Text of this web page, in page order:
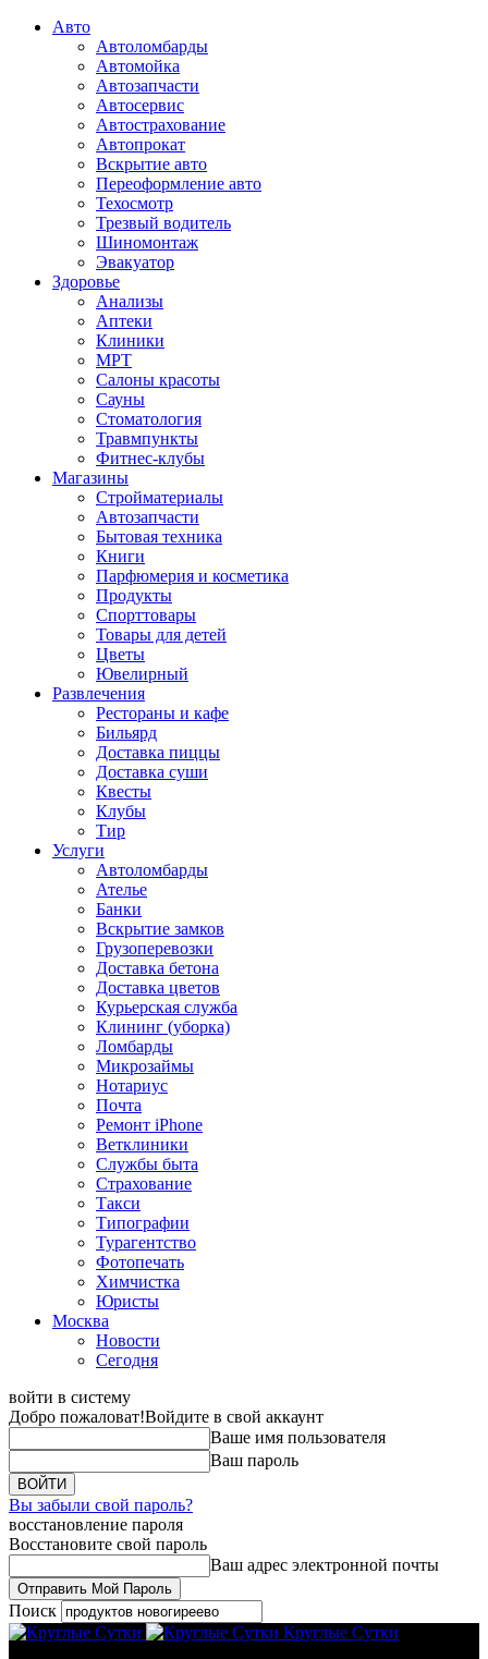
Авто
Автоломбарды
Автомойка
Автозапчасти
Автосервис
Автострахование
Автопрокат
Вскрытие авто
Переоформление авто
Техосмотр
Трезвый водитель
Шиномонтаж
Эвакуатор
Здоровье
Анализы
Аптеки
Клиники
МРТ
Салоны красоты
Сауны
Стоматология
Травмпункты
Фитнес-клубы
Магазины
Стройматериалы
Автозапчасти
Бытовая техника
Книги
Парфюмерия и косметика
Продукты
Спорттовары
Товары для детей
Цветы
Ювелирный
Развлечения
Рестораны и кафе
Бильярд
Доставка пиццы
Доставка суши
Квесты
Клубы
Тир
Услуги
Автоломбарды
Ателье
Банки
Вскрытие замков
Грузоперевозки
Доставка бетона
Доставка цветов
Курьерская служба
Клининг (уборка)
Ломбарды
Микрозаймы
Нотариус
Почта
Ремонт iPhone
Ветклиники
Службы быта
Страхование
Такси
Типографии
Турагентство
Фотопечать
Химчистка
Юристы
Москва
Новости
Сегодня
войти в систему
Добро пожаловат!Войдите в свой аккаунт
Ваше имя пользователя
Ваш пароль
Вы забыли свой пароль?
восстановление пароля
Восстановите свой пароль
Ваш адрес электронной почты
Поиск
Круглые Сутки